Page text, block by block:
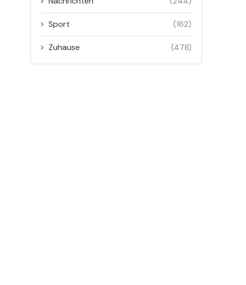
Sport (162)
Zuhause (478)